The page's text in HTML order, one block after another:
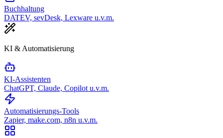
Buchhaltung
DATEV, sevDesk, Lexware u.v.m.
KI & Automatisierung
KI-Assistenten
ChatGPT, Claude, Copilot u.v.m.
Automatisierungs-Tools
Zapier, make.com, n8n u.v.m.